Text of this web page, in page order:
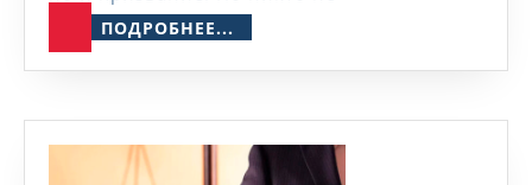
ПОДРОБНЕЕ...